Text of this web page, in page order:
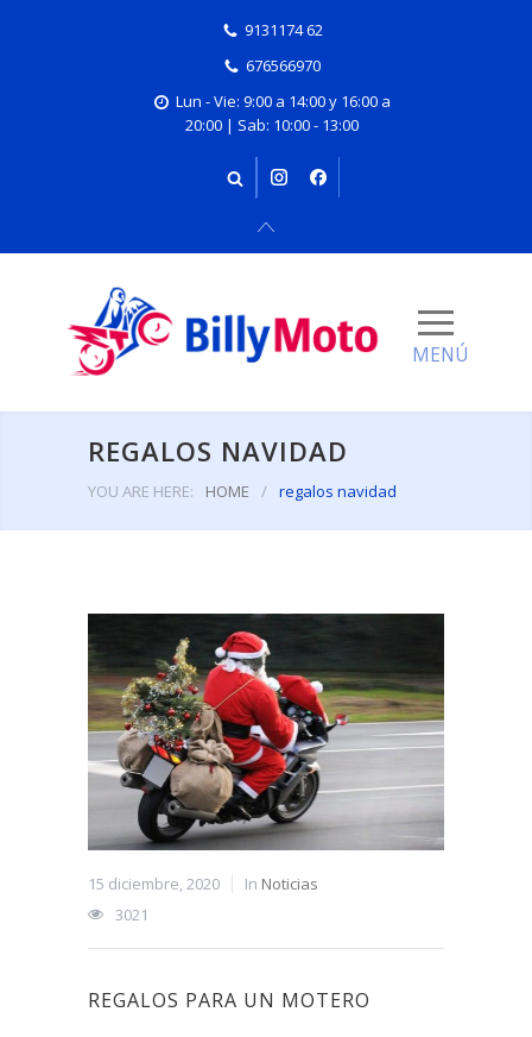
9131174 62
676566970
Lun - Vie: 9:00 a 14:00 y 16:00 a
20:00 | Sab: 10:00 - 13:00
REGALOS NAVIDAD
YOU ARE HERE: HOME / regalos navidad
15 diciembre, 2020 In Noticias
3021
REGALOS PARA UN MOTERO